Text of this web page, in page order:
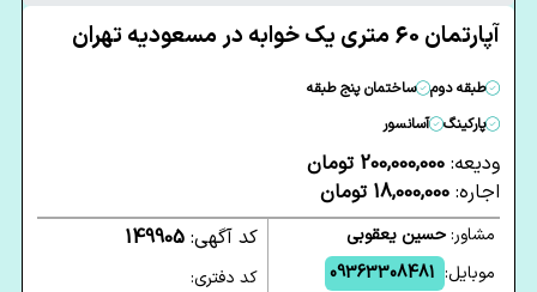
آپارتمان 60 متری یک خوابه در مسعودیه تهران
طبقه دوم
ساختمان پنج طبقه
پارکینگ
آسانسور
ودیعه: 200,000,000 تومان
اجاره: 18,000,000 تومان
مشاور:حسین یعقوبی
موبایل: 09363308481
کد آگهی: 149905
کد دفتری: